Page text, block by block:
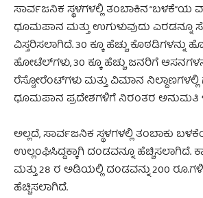
ಸಾರ್ವಜನಿಕ ಸ್ಥಳಗಳಲ್ಲಿ ತಂಬಾಕಿನ “ಬಳಕೆ”ಯ
ಧೂಮಪಾನ ಮತ್ತು ಉಗುಳುವುದು ಎರಡನ್ನೂ
ವಿಸ್ತರಿಸಲಾಗಿದೆ. 30 ಕ್ಕೂ ಹೆಚ್ಚು ಕೊಠಡಿಗಳನ್ನು
ಹೋಟೆಲ್‌ಗಳು, 30 ಕ್ಕೂ ಹೆಚ್ಚು ಜನರಿಗೆ
ರೆಸ್ಟೋರೆಂಟ್‌ಗಳು ಮತ್ತು ವಿಮಾನ ನಿಲ್ದಾಣಗಳಲ್ಲಿ
ಧೂಮಪಾನ ಪ್ರದೇಶಗಳಿಗೆ ನಿರಂತರ ಅನುಮತಿ
ಅಲ್ಲದೆ, ಸಾರ್ವಜನಿಕ ಸ್ಥಳಗಳಲ್ಲಿ ತಂಬಾಕು
ಉಲ್ಲಂಘಿಸಿದ್ದಕ್ಕಾಗಿ ದಂಡವನ್ನೂ ಹೆಚ್ಚಿಸಲಾಗಿದೆ.
ಮತ್ತು 28 ರ ಅಡಿಯಲ್ಲಿ ದಂಡವನ್ನು 200
ಹೆಚ್ಚಿಸಲಾಗಿದೆ.